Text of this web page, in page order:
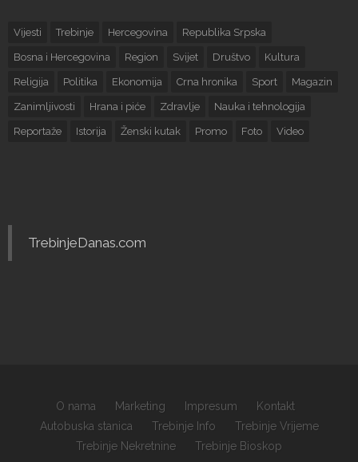
Vijesti Trebinje Hercegovina Republika Srpska
Bosna i Hercegovina Region Svijet Društvo Kultura
Religija Politika Ekonomija Crna hronika Sport Magazin
Zanimljivosti Hrana i piće Zdravlje Nauka i tehnologija
Reportaže Istorija Ženski kutak Promo Foto Video
TrebinjeDanas.com
O nama Marketing Impresum
Kontakt
Autobuska stanica
Trebinje Info
Trebinje Vrijeme
Trebinje Nekretnine
Trebinje Bioskop